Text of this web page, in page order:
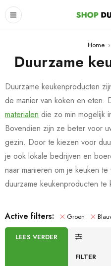
Home ›
Duurzame
Duurzame keukenproducten
de manier van koken en eten.
materialen die zo min mogelijk
Bovendien zijn ze beter voor
gezin. Door te kiezen voor
je ook lokale bedrijven en
naar manieren om je keuken
duurzame keukenproducten te
Active filters: Groen
FILTER
LEES VERDER